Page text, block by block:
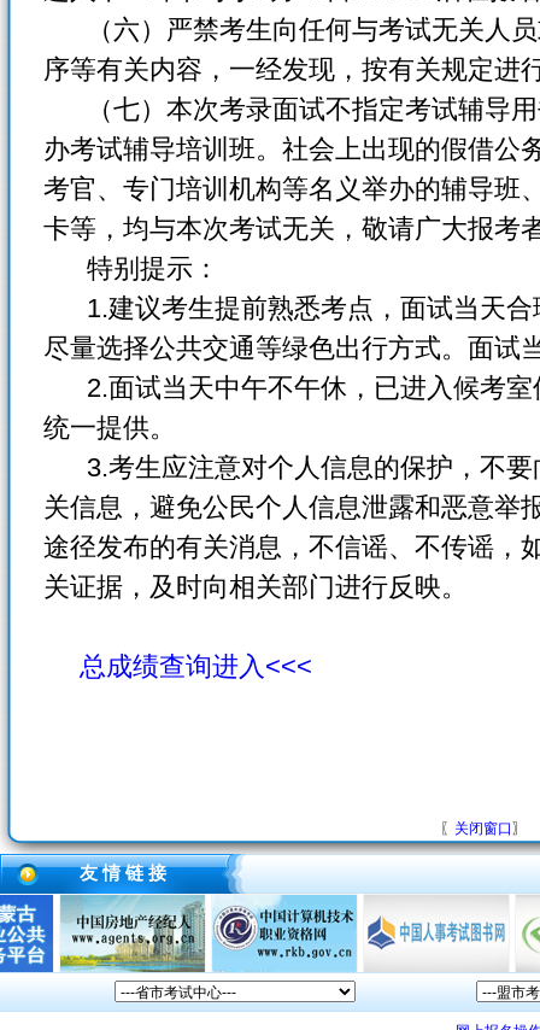
（六）严禁考生向任何与考试无关人员
序等有关内容，一经发现，按有关规定进
（七）本次考录面试不指定考试辅导用
办考试辅导培训班。社会上出现的假借公
考官、专门培训机构等名义举办的辅导班
卡等，均与本次考试无关，敬请广大报考
特别提示：
1.建议考生提前熟悉考点，面试当天合
尽量选择公共交通等绿色出行方式。面试
2.面试当天中午不午休，已进入候考室
统一提供。
3.考生应注意对个人信息的保护，不要
关信息，避免公民个人信息泄露和恶意举
途径发布的有关消息，不信谣、不传谣，
关证据，及时向相关部门进行反映。
总成绩查询进入<<<
〖 关闭窗口 〗
友 情 链 接